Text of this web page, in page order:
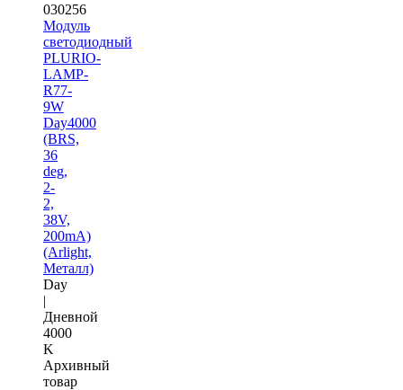
030256
Модуль
светодиодный
PLURIO-
LAMP-
R77-
9W
Day4000
(BRS,
36
deg,
2-
2,
38V,
200mA)
(Arlight,
Металл)
Day
|
Дневной
4000
K
Архивный
товар